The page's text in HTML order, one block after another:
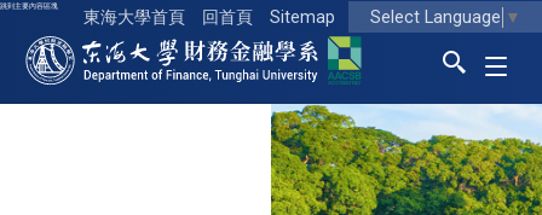
跳到主要內容區塊
東海大學首頁 回首頁 Sitemap Select Language ▼
東海大學logo